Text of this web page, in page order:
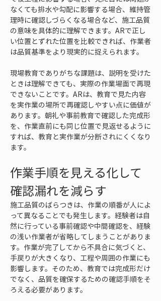
なくても排水や勾配に影響する場合、維持管
理時に確認しづらくなる場合など、施工品質
の意味を具体的に理解できます。ARで正し
い位置とずれた位置を比較できれば、作業者
は品質基準をより現実的に捉えられます。
現場教育でありがちな課題は、説明を受けた
ときは理解できても、実際の作業場面で再現
できないことです。ARは、教育で見た内容
を実作業の場所で再確認しやすい点に価値が
あります。朝礼や事前教育で確認した完成形
を、作業直前にも同じ位置で見返せるように
すれば、教育と実作業が分断されにくくなり
ます。
作業手順を見える化して
確認漏れを減らす
施工品質のばらつきは、作業の順番が人によ
って異なることでも発生します。経験者は自
然に行っている事前確認や中間確認を、経験
の浅い作業者が省略してしまうことがありま
す。作業が完了してから不具合に気づくと、
手戻りが大きくなり、工程や周囲の作業にも
影響します。そのため、教育では完成形だけ
でなく、品質を確保するための確認手順をそ
ろえる必要があります。